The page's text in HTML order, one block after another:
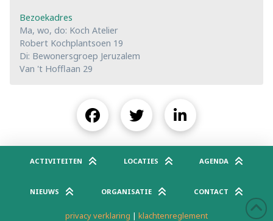
Bezoekadres
Ma, wo, do: Koch Atelier
Robert Kochplantsoen 19
Di: Bewonersgroep Jeruzalem
Van 't Hofflaan 29
ACTIVITEITEN LOCATIES AGENDA
NIEUWS ORGANISATIE CONTACT
privacy verklaring | klachtenreglement